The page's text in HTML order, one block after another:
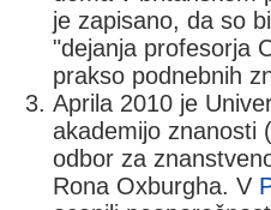
je zapisano, da so
"dejanja profesorja
prakso podnebnih
Aprila 2010 je
akademijo znanosti
odbor za
Rona Oxburgha. V